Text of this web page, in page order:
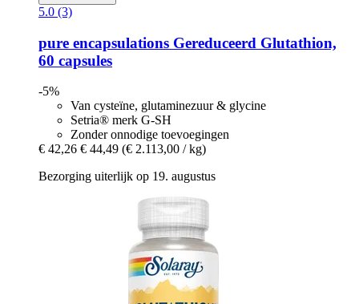
5.0 (3)
pure encapsulations Gereduceerd Glutathion,
60 capsules
-5%
Van cysteïne, glutaminezuur & glycine
Setria® merk G-SH
Zonder onnodige toevoegingen
€ 42,26 € 44,49 (€ 2.113,00 / kg)
Bezorging uiterlijk op 19. augustus